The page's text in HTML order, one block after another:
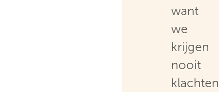
want
we
krijgen
nooit